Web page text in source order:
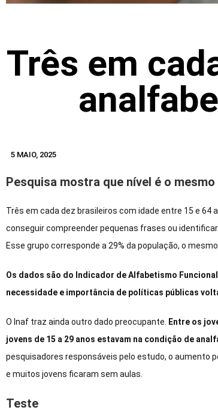
Três em
5 MAIO, 2025
Pesquisa mostra que nível é o mesmo
Três em cada dez brasileiros com idade entre 15 e 64
conseguir compreender pequenas frases ou
Esse grupo corresponde a 29% da população, o
Os dados são do Indicador de Alfabetismo
necessidade e importância de políticas públicas
O Inaf traz ainda outro dado preocupante.
Entre os
jovens de 15 a 29 anos estavam na condição de
pesquisadores responsáveis pelo estudo, o aumento
e muitos jovens ficaram sem aulas.
Teste